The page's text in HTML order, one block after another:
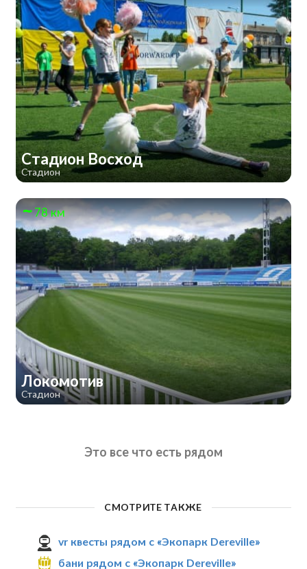
Стадион Восход
Стадион
78 км
Локомотив
Стадион
Это все что есть рядом
СМОТРИТЕ ТАКЖЕ
vr квесты рядом с «Экопарк Dereville»
бани рядом с «Экопарк Dereville»